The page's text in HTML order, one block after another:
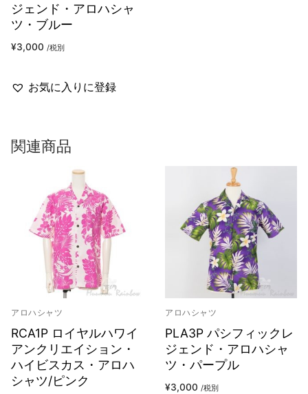
ジェンド・アロハシャ
ツ・ブルー
¥3,000 /税別
お気に入りに登録
関連商品
アロハシャツ
RCA1P ロイヤルハワイ
アンクリエイション・
ハイビスカス・アロハ
シャツ/ピンク
アロハシャツ
PLA3P パシフィックレ
ジェンド・アロハシャ
ツ・パープル
¥3,000 /税別